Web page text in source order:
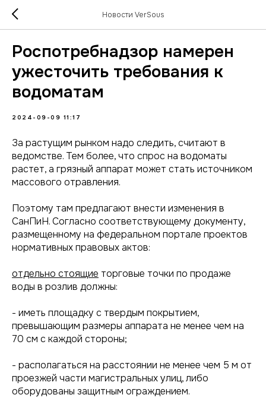
Новости VerSous
Роспотребнадзор намерен
ужесточить требования к
водоматам
2024-09-09 11:17
За растущим рынком надо следить, считают в
ведомстве. Тем более, что спрос на водоматы
растет, а грязный аппарат может стать источником
массового отравления.
Поэтому там предлагают внести изменения в
СанПиН. Согласно соответствующему документу,
размещенному на федеральном портале проектов
нормативных правовых актов:
отдельно стоящие торговые точки по продаже
воды в розлив должны:
- иметь площадку с твердым покрытием,
превышающим размеры аппарата не менее чем на
70 см с каждой стороны;
- располагаться на расстоянии не менее чем 5 м от
проезжей части магистральных улиц, либо
оборудованы защитным ограждением.